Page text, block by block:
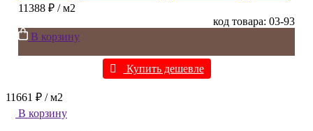
11388 ₽ / м2
код товара: 03-93
В корзину
Купить дешевле
11661 ₽ / м2
В корзину